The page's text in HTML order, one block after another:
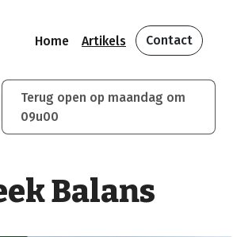
Home Artikels Contact
Terug open op maandag om
09u00
Balans